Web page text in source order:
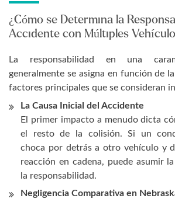
¿Cómo se Determina la
Accidente con Múltiples
La responsabilidad en una
generalmente se asigna en función de
factores principales que se consideran
La Causa Inicial del Accidente
El primer impacto a menudo dicta
el resto de la colisión. Si un
choca por detrás a otro vehículo y
reacción en cadena, puede asumir
la responsabilidad.
Negligencia Comparativa en